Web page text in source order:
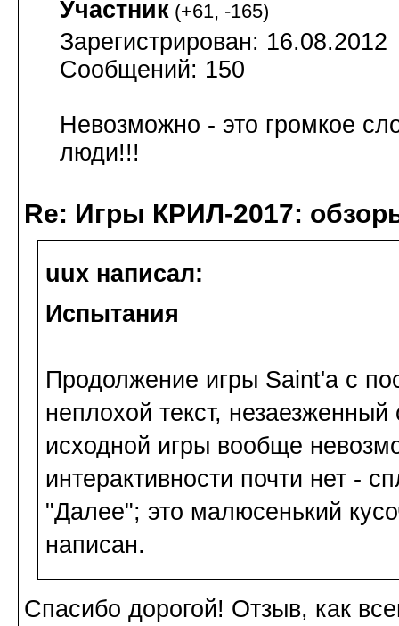
Участник (+61, -165)
Зарегистрирован: 16.08.2012
Сообщений: 150
Невозможно - это громкое
люди!!!
Re: Игры КРИЛ-2017:
uux написал:
Испытания
Продолжение игры Saint'а с
неплохой текст,
исходной игры вообще
интерактивности почти нет -
"Далее"; это малюсенький
написан.
Спасибо дорогой! Отзыв, как